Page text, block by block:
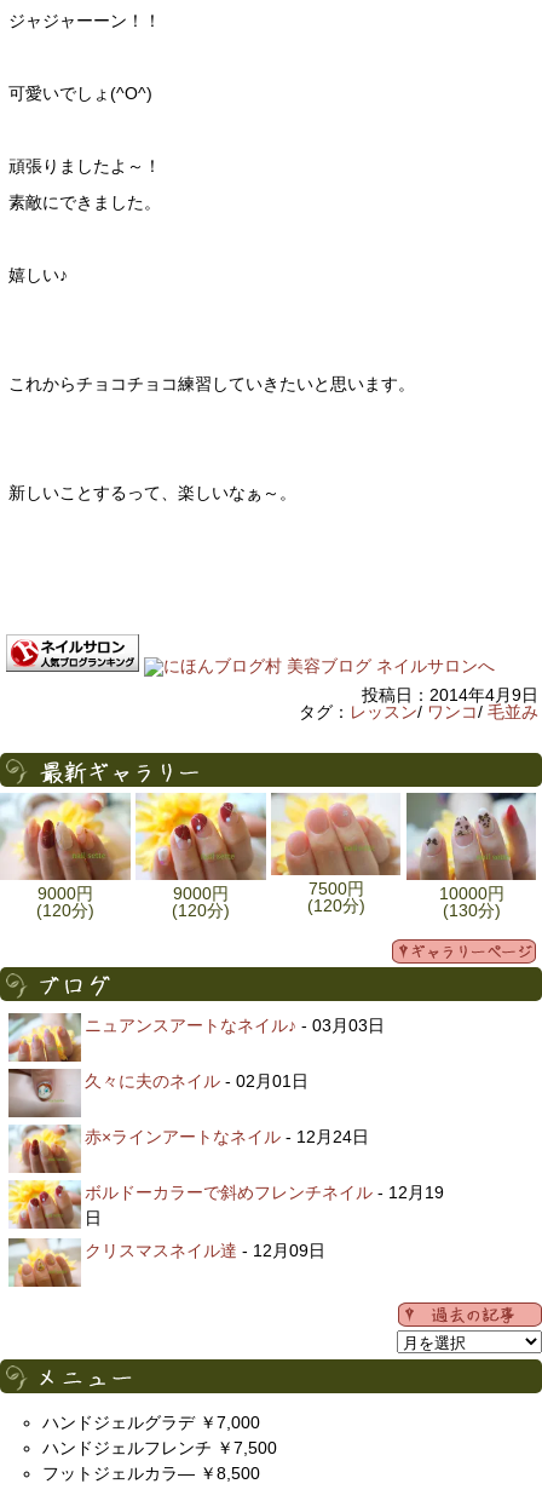
ジャジャーーン！！
可愛いでしょ(^O^)
頑張りましたよ～！
素敵にできました。
嬉しい♪
これからチョコチョコ練習していきたいと思います。
新しいことするって、楽しいなぁ～。
投稿日：2014年4月9日
タグ： レッスン/ ワンコ/ 毛並み
9000円
(120分)
9000円
(120分)
7500円
(120分)
10000円
(130分)
ニュアンスアートなネイル♪ - 03月03日
久々に夫のネイル - 02月01日
赤×ラインアートなネイル - 12月24日
ボルドーカラーで斜めフレンチネイル - 12月19
日
クリスマスネイル達 - 12月09日
ハンドジェルグラデ ￥7,000
ハンドジェルフレンチ ￥7,500
フットジェルカラ― ￥8,500